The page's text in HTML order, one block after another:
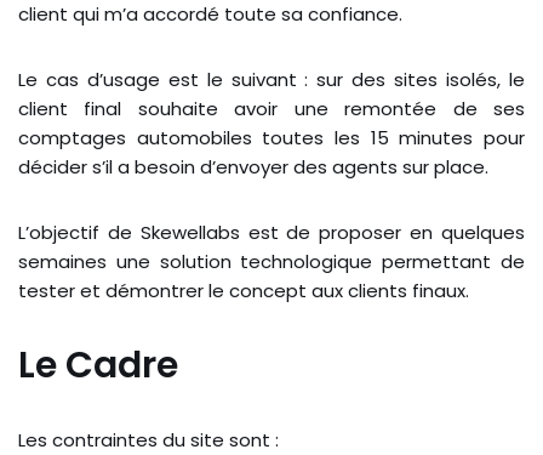
client qui m’a accordé toute sa confiance.
Le cas d’usage est le suivant : sur des sites isolés, le
client final souhaite avoir une remontée de ses
comptages automobiles toutes les 15 minutes pour
décider s’il a besoin d’envoyer des agents sur place.
L’objectif de Skewellabs est de proposer en quelques
semaines une solution technologique permettant de
tester et démontrer le concept aux clients finaux.
Le Cadre
Les contraintes du site sont :